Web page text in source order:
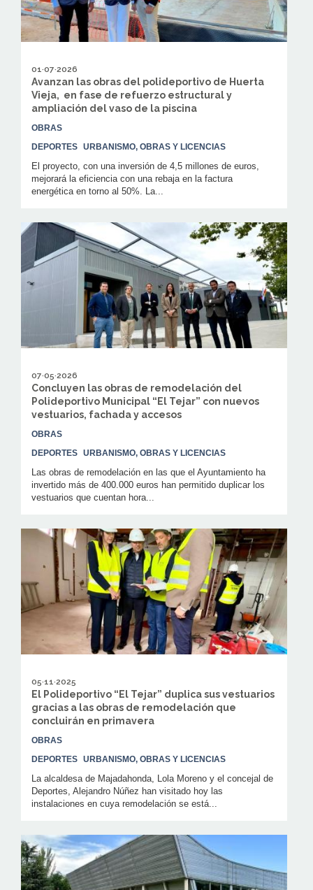
01·07·2026
Avanzan las obras del polideportivo de Huerta
Vieja, en fase de refuerzo estructural y
ampliación del vaso de la piscina
OBRAS
DEPORTES URBANISMO, OBRAS Y LICENCIAS
El proyecto, con una inversión de 4,5 millones de euros,
mejorará la eficiencia con una rebaja en la factura
energética en torno al 50%. La...
07·05·2026
Concluyen las obras de remodelación del
Polideportivo Municipal “El Tejar” con nuevos
vestuarios, fachada y accesos
OBRAS
DEPORTES URBANISMO, OBRAS Y LICENCIAS
Las obras de remodelación en las que el Ayuntamiento ha
invertido más de 400.000 euros han permitido duplicar los
vestuarios que cuentan hora...
05·11·2025
El Polideportivo “El Tejar” duplica sus vestuarios
gracias a las obras de remodelación que
concluirán en primavera
OBRAS
DEPORTES URBANISMO, OBRAS Y LICENCIAS
La alcaldesa de Majadahonda, Lola Moreno y el concejal de
Deportes, Alejandro Núñez han visitado hoy las
instalaciones en cuya remodelación se está...